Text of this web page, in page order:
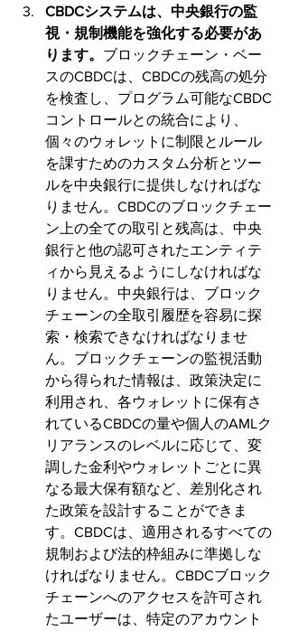
CBDCシステムは、中央銀行の監
視・規制機能を強化する必要があ
ります。 ブロックチェーン・ベー
スのCBDCは、CBDCの残高の処分
を検査し、プログラム可能なCBDC
コントロールとの統合により、
個々のウォレットに制限とルール
を課すためのカスタム分析とツー
ルを中央銀行に提供しなければな
りません。CBDCのブロックチェー
ン上の全ての取引と残高は、中央
銀行と他の認可されたエンティテ
ィから見えるようにしなければな
りません。中央銀行は、ブロック
チェーンの全取引履歴を容易に探
索・検索できなければなりませ
ん。ブロックチェーンの監視活動
から得られた情報は、政策決定に
利用され、各ウォレットに保有さ
れているCBDCの量や個人のAMLク
リアランスのレベルに応じて、変
調した金利やウォレットごとに異
なる最大保有額など、差別化され
た政策を設計することができま
す。CBDCは、適用されるすべての
規制および法的枠組みに準拠しな
ければなりません。CBDCブロック
チェーンへのアクセスを許可され
たユーザーは、特定のアカウント